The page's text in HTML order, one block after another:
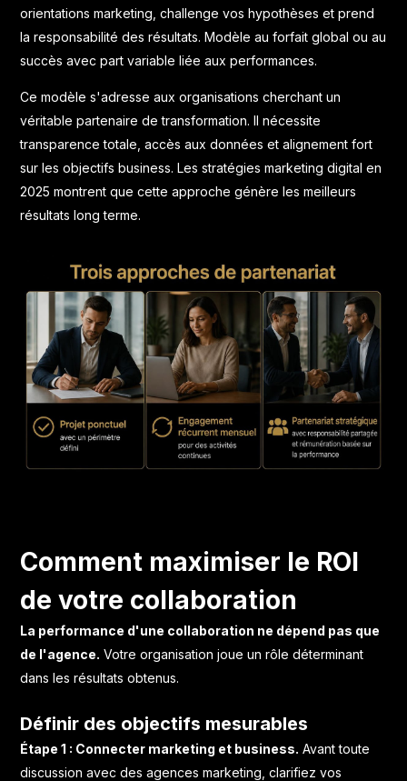
orientations marketing, challenge vos hypothèses et prend
la responsabilité des résultats. Modèle au forfait global ou au
succès avec part variable liée aux performances.
Ce modèle s'adresse aux organisations cherchant un
véritable partenaire de transformation. Il nécessite
transparence totale, accès aux données et alignement fort
sur les objectifs business. Lesstratégies marketing digital en
2025 montrent que cette approche génère les meilleurs
résultats long terme.
Comment maximiser le ROI
de votre collaboration
La performance d'une collaboration ne dépend pas que
de l'agence. Votre organisation joue un rôle déterminant
dans les résultats obtenus.
Définir des objectifs mesurables
Étape 1 : Connecter marketing et business. Avant toute
discussion avec des agences marketing, clarifiez vos